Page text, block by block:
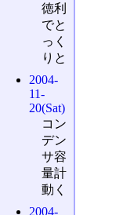
徳利
でと
っく
りと
2004-
11-
20(Sat)
コン
デン
サ容
量計
動く
2004-